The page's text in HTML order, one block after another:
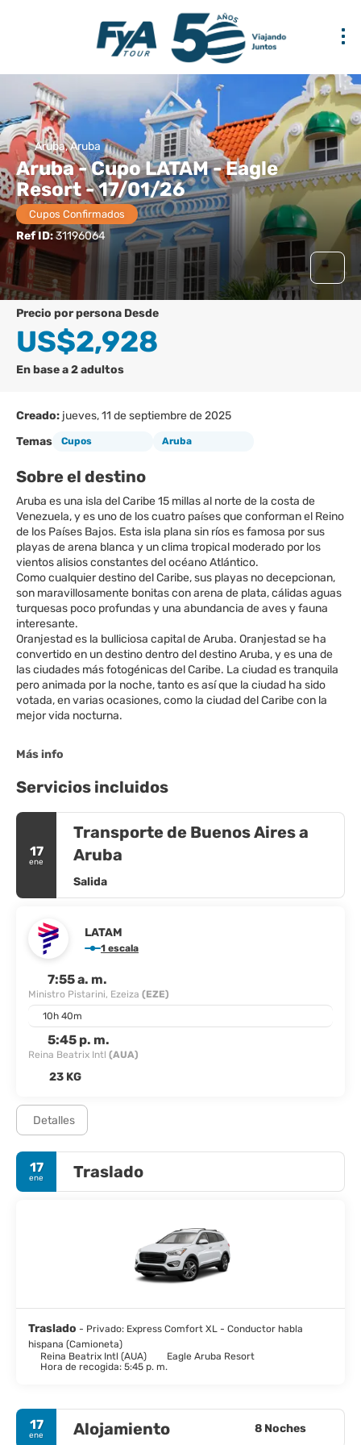
Aruba, Aruba
Aruba - Cupo LATAM - Eagle
Resort - 17/01/26
Cupos Confirmados
Ref ID:31196064
precio por persona Desde
US$2,928
En base a 2 adultos
Creado: jueves, 11 de septiembre de 2025
Temas
Cupos Aruba
Sobre el destino
Aruba es una isla del Caribe 15 millas al norte de la costa de
Venezuela, y es uno de los cuatro países que conforman el Reino
de los Países Bajos. Esta isla plana sin ríos es famosa por sus
playas de arena blanca y un clima tropical moderado por los
vientos alisios constantes del océano Atlántico.
Como cualquier destino del Caribe, sus playas no decepcionan,
son maravillosamente bonitas con arena de plata, cálidas aguas
turquesas poco profundas y una abundancia de aves y fauna
interesante.
Oranjestad es la bulliciosa capital de Aruba. Oranjestad se ha
convertido en un destino dentro del destino Aruba, y es una de
las ciudades más fotogénicas del Caribe. La ciudad es tranquila
pero animada por la noche, tanto es así que la ciudad ha sido
votada, en varias ocasiones, como la ciudad del Caribe con la
mejor vida nocturna.
Más info
Servicios incluidos
17
ene
Transporte de Buenos Aires a
Aruba
Salida
LATAM
1 escala
7:55 a. m.
Ministro Pistarini, Ezeiza (EZE)
10h 40m
5:45 p. m.
Reina Beatrix Intl (AUA)
23 KG
Detalles
17
ene Traslado
Traslado - Privado: Express Comfort XL - Conductor habla
hispana (Camioneta)
Reina Beatrix Intl (AUA)
Eagle Aruba Resort
Hora de recogida: 5:45 p. m.
17
ene Alojamiento 8 Noches